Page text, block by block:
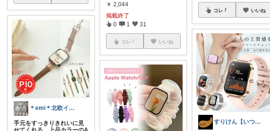
＊emi＊北欧インテリア×癒しの空間🌿
手元をすっきりきれいに見
￥ 2,044
掲載終了
0 1 31
コレ いいね
コレ いいね
すりけん【いつもありがとう😊】